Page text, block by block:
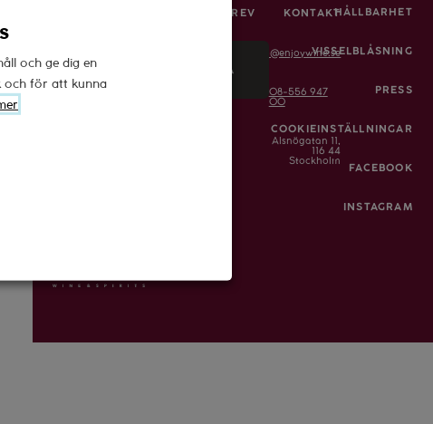
SIGNA UPP PÅ VÅRT NYHETSBREV
mail SKICKA
KONTAKT
info@enjoywine.se
08-556 947
00
Alsnögatan 11,
116 44
Stockholm
HÅLLBARHET
VISSELBLÅSNING
PRESS
COOKIEINSTÄLLNINGAR
FACEBOOK
INSTAGRAM
och ge dig en
och för att kunna